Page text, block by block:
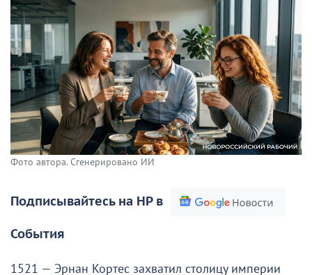
Фото автора. Сгенерировано ИИ
Подписывайтесь на НР в
События
1521 — Эрнан Кортес захватил столицу империи